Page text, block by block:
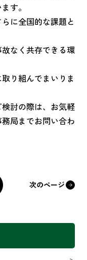
す。
に全国的な課題と
なく共存できる環
り組んでまいりま
討の際は、お気軽
局までお問い合わ
次のページ